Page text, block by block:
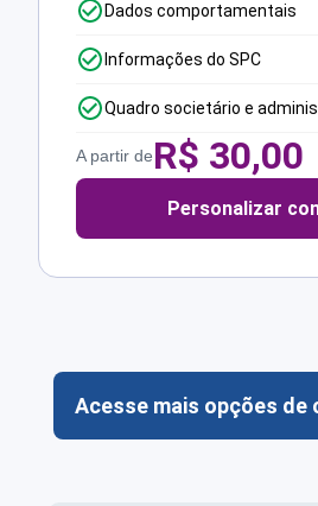
Dados comportamentais
Informações do SPC
Quadro societário e
A partir deR$ 30,00
Personalizar
Acesse mais opções de